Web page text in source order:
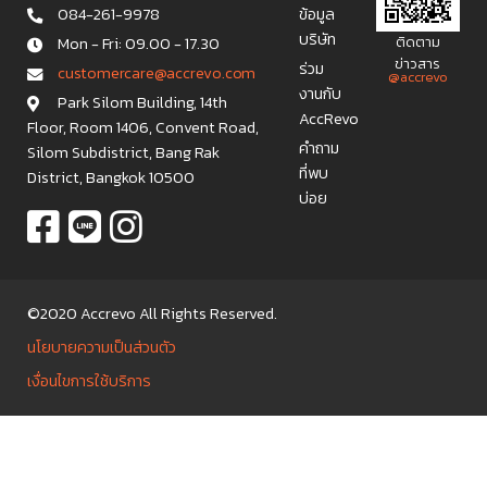
084-261-9978
Mon - Fri: 09.00 - 17.30
c u s t o m e r c a r e @ a c c r e v o . c o m
Park Silom Building, 14th
Floor, Room 1406, Convent Road,
Silom Subdistrict, Bang Rak
District, Bangkok 10500
ข้อมูล
บริษัท
ร่วม
งานกับ
AccRevo
คำถาม
ที่พบ
บ่อย
ติดตาม
ข่าวสาร
@accrevo
©2020 Accrevo All Rights Reserved.
นโยบายความเป็นส่วนตัว
เงื่อนไขการใช้บริการ